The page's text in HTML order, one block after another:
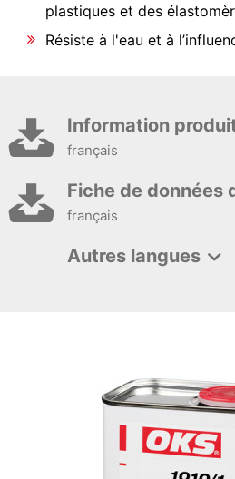
plastiques et des
Résiste à l'eau et à
Information
français
Fiche de données
français
Autres langues